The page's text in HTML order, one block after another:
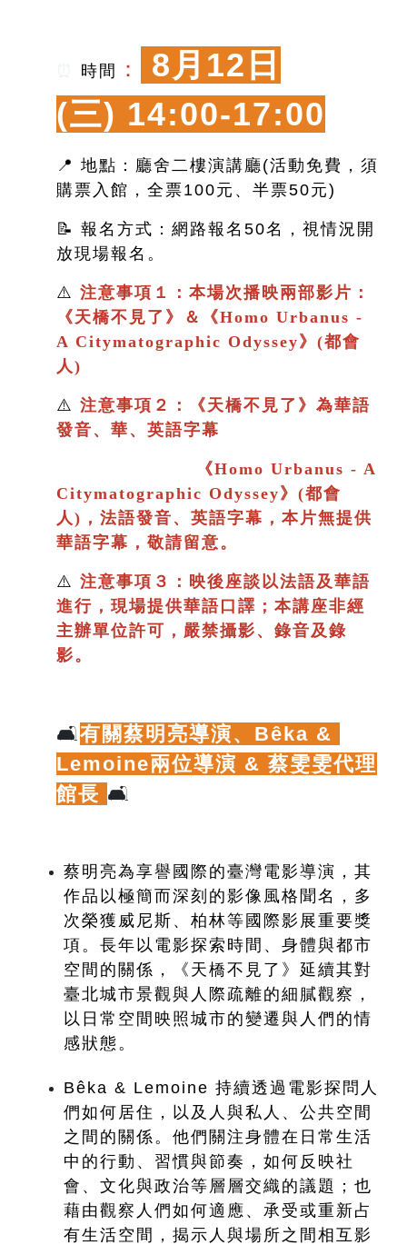
時間 ：
8月12日
(三) 14:00-17:00
📍 地點：廳舍二樓演講廳(活動免費，須
購票入館，全票100元、半票50元)
📝 報名方式：網路報名50名，視情況開
放現場報名。
⚠️ 注意事項１：本場次播映兩部影片：
《天橋不見了 》＆ 《Homo Urbanus -
A Citymatographic Odyssey》(都會
人)
⚠️ 注意事項２： 《天橋不見了 》 為華語
發音、華、英語字幕
《Homo Urbanus - A
Citymatographic Odyssey》(都會
人)，法語發音、英語字幕，本片無提供
華語字幕，敬請留意。
⚠️ 注意事項３：映後座談以法語及華語
進行 ，現場提供華語口譯； 本講座非經
主辦單位許可，嚴禁攝影、錄音及錄
影。
🛋️有關蔡明亮導演、 Bêka &
Lemoine兩位導演 & 蔡雯雯代理
館長 🛋️
蔡明亮為享譽國際的臺灣電影導演，其
作品以極簡而深刻的影像風格聞名，多
次榮獲威尼斯、柏林等國際影展重要獎
項。長年以電影探索時間、身體與都市
空間的關係，《天橋不見了》延續其對
臺北城市景觀與人際疏離的細膩觀察，
以日常空間映照城市的變遷與人們的情
感狀態。
Bêka & Lemoine 持續透過電影探問人
們如何居住，以及人與私人、公共空間
之間的關係。他們關注身體在日常生活
中的行動、習慣與節奏，如何反映社
會、文化與政治等層層交織的議題；也
藉由觀察人們如何適應、承受或重新占
有生活空間，揭示人與場所之間相互影